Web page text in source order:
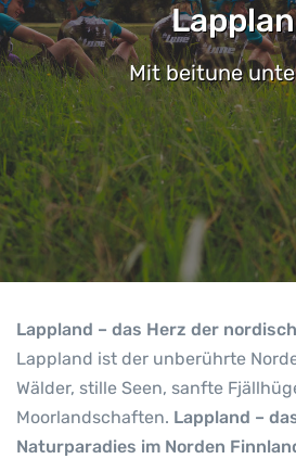
Mit beitune
Lappland – das Herz der
Lappland ist der unberührte
Wälder, stille Seen, sanfte
Moorlandschaften. Lappland –
Naturparadies im Norden